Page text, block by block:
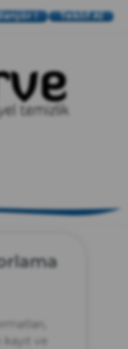
! Teklif Al
ve